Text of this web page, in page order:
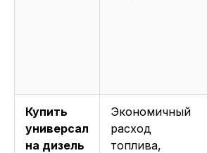
Купить
универсал
на дизель
Экономичный
расход
топлива,